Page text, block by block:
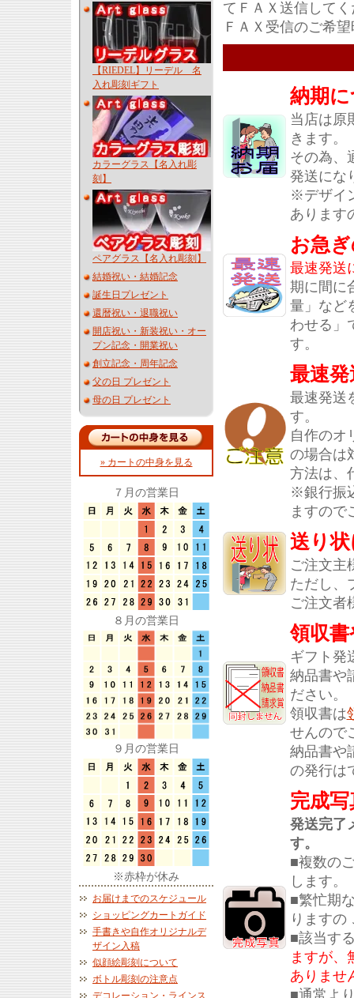
【RIEDEL】リーデル 名
入れ彫刻ギフト
カラーグラス【名入れ彫
刻】
ペアグラス【名入れ彫刻】
結婚祝い・結婚記念
誕生日プレゼント
還暦祝い・退職祝い
開店祝い・新装祝い・オー
プン記念・開業祝い
創立記念・周年記念
父の日 プレゼント
母の日 プレゼント
» カートの中身を見る
７月の営業日
８月の営業日
９月の営業日
※赤枠が休み
お届けまでのスケジュール
ショッピングカートガイド
手書きや自作オリジナルデ
ザイン入稿
似顔絵彫刻について
ボトル彫刻の注意点
てＦＡＸ送信して
ＦＡＸ受信のご希
納期
当店は原
きます。
その為、
発送にな
※デザイ
あります
お急
最速発送
期に間に
量」など
わせる」
す。
最速
最速発送
す。
自作のオ
の場合は
方法は、
※銀行振
ますので
送り
ご注文主
ただし、
ご注文者
領収
ギフト発
納品書や
ださい。
領収書は
せんので
納品書や
の発行は
完成
発送完了
す。
■複数の
します。
■繁忙期
りますの
■該当す
ますが、
ありませ